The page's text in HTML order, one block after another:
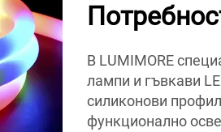
В LUMIMORE
лампи и гъвкави
силиконови
функционално